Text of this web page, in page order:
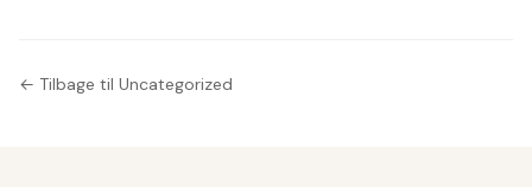
← Tilbage til Uncategorized